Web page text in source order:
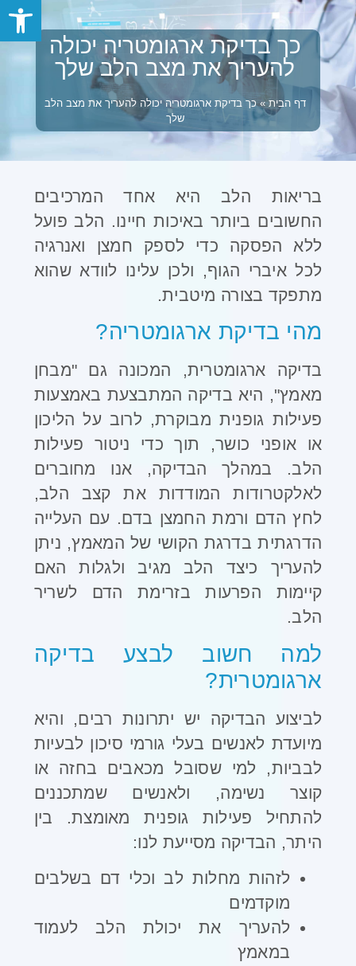
פתח
כך בדיקת ארגומטריה יכולה
להעריך את מצב הלב שלך
דף הבית»כך בדיקת ארגומטריה יכולה להעריך את מצב הלב
שלך
בריאות הלב היא אחד המרכיבים
החשובים ביותר באיכות חיינו. הלב פועל
ללא הפסקה כדי לספק חמצן ואנרגיה
לכל איברי הגוף, ולכן עלינו לוודא שהוא
מתפקד בצורה מיטבית.
מהי בדיקת ארגומטריה?
בדיקה ארגומטרית, המכונה גם "מבחן
מאמץ", היא בדיקה המתבצעת באמצעות
פעילות גופנית מבוקרת, לרוב על הליכון
או אופני כושר, תוך כדי ניטור פעילות
הלב. במהלך הבדיקה, אנו מחוברים
לאלקטרודות המודדות את קצב הלב,
לחץ הדם ורמת החמצן בדם. עם העלייה
הדרגתית בדרגת הקושי של המאמץ, ניתן
להעריך כיצד הלב מגיב ולגלות האם
קיימות הפרעות בזרימת הדם לשריר
הלב.
למה חשוב לבצע בדיקה
ארגומטרית?
לביצוע הבדיקה יש יתרונות רבים, והיא
מיועדת לאנשים בעלי גורמי סיכון לבעיות
לבביות, למי שסובל מכאבים בחזה או
קוצר נשימה, ולאנשים שמתכננים
להתחיל פעילות גופנית מאומצת. בין
היתר, הבדיקה מסייעת לנו:
לזהות מחלות לב וכלי דם בשלבים
מוקדמים
להעריך את יכולת הלב לעמוד
במאמץ